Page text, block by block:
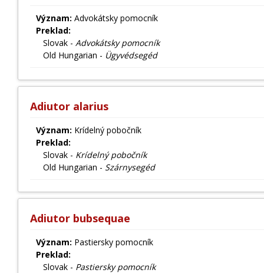
Význam: Advokátsky pomocník
Preklad:
Slovak - Advokátsky pomocník
Old Hungarian - Ügyvédsegéd
Adiutor alarius
Význam: Krídelný pobočník
Preklad:
Slovak - Krídelný pobočník
Old Hungarian - Szárnysegéd
Adiutor bubsequae
Význam: Pastiersky pomocník
Preklad:
Slovak - Pastiersky pomocník